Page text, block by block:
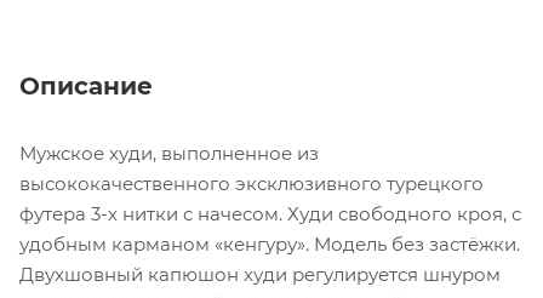
Описание
Мужское худи, выполненное из
высококачественного эксклюзивного турецкого
футера 3-х нитки с начесом. Худи свободного кроя, с
удобным карманом «кенгуру». Модель без застёжки.
Двухшовный капюшон худи регулируется шнуром